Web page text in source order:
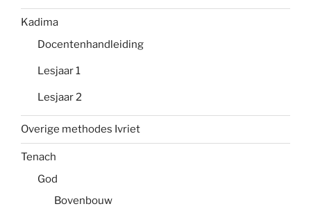
Kadima
Docentenhandleiding
Lesjaar 1
Lesjaar 2
Overige methodes Ivriet
Tenach
God
Bovenbouw